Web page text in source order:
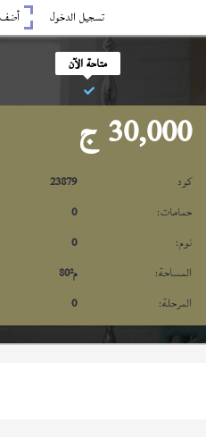
تسجيل الدخول
متاحة الآن
30,000 ج
كود
23879
حمامات:
0
نوم:
0
المساحة:
80م²
المرحلة: 0